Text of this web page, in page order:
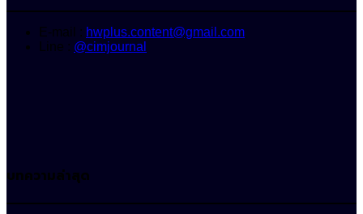
E-mail : hwplus.content@gmail.com
Line : @cimjournal
บทความล่าสุด